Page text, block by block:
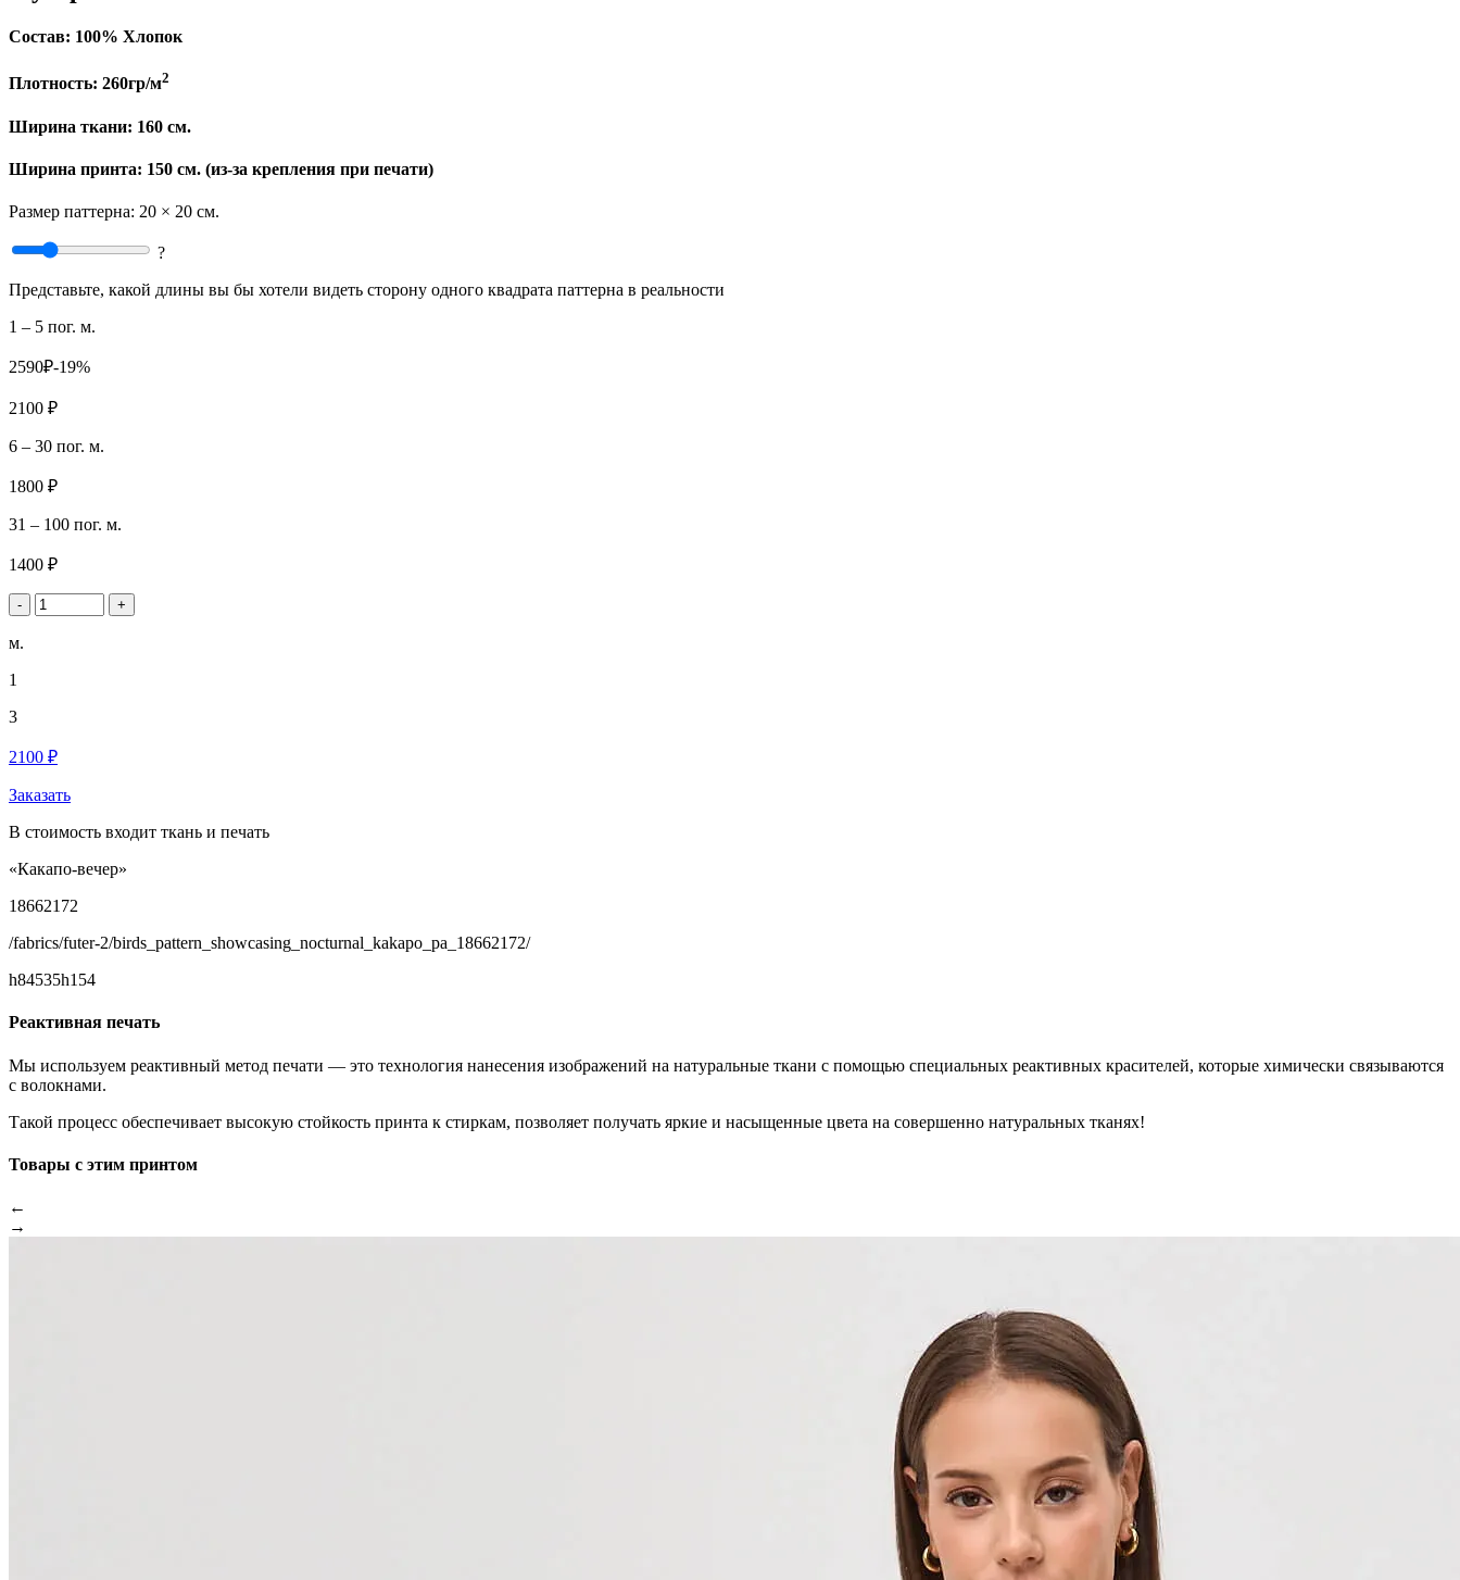
Состав: 100% Хлопок
Плотность: 260гр/м2
Ширина ткани: 160 см.
Ширина принта: 150 см. (из-за крепления при печати)
Размер паттерна: 20 × 20 см.
?
Представьте, какой длины вы бы хотели видеть сторону одного квадрата паттерна в реальности
1 – 5 пог. м.
2590₽-19%
2100 ₽
6 – 30 пог. м.
1800 ₽
31 – 100 пог. м.
1400 ₽
- +
м.
1
3
2100 ₽
Заказать
В стоимость входит ткань и печать
«Какапо-вечер»
18662172
/fabrics/futer-2/birds_pattern_showcasing_nocturnal_kakapo_pa_18662172/
h84535h154
Реактивная печать
Мы используем реактивный метод печати — это технология нанесения изображений на натуральные ткани с помощью специальных реактивных красителей, которые химически связываются
с волокнами.
Такой процесс обеспечивает высокую стойкость принта к стиркам, позволяет получать яркие и насыщенные цвета на совершенно натуральных тканях!
Товары с этим принтом
←
→